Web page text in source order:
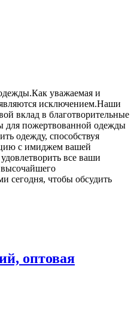
уважаемая и
исключением.Наши
вклад в благотворительные
для пожертвованной одежды
одежду, способствуя
с имиджем вашей
все ваши
сегодня, чтобы обсудить
оптовая